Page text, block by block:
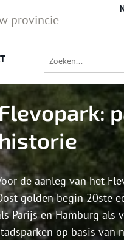
provincie
de aanleg van het
golden begin 20ste
Parijs en Hamburg als
op basis van